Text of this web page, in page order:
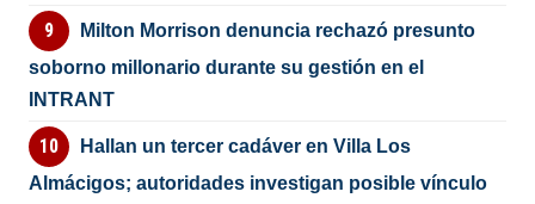
Milton Morrison denuncia rechazó presunto
soborno millonario durante su gestión en el
INTRANT
Hallan un tercer cadáver en Villa Los
Almácigos; autoridades investigan posible vínculo